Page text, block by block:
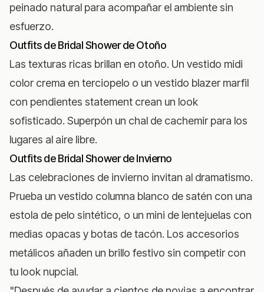
peinado natural para acompañar el ambiente sin
esfuerzo.
Outfits de Bridal Shower de Otoño
Las texturas ricas brillan en otoño. Un vestido midi
color crema en terciopelo o un vestido blazer marfil
con pendientes statement crean un look
sofisticado. Superpón un chal de cachemir para los
lugares al aire libre.
Outfits de Bridal Shower de Invierno
Las celebraciones de invierno invitan al dramatismo.
Prueba un vestido columna blanco de satén con una
estola de pelo sintético, o un mini de lentejuelas con
medias opacas y botas de tacón. Los accesorios
metálicos añaden un brillo festivo sin competir con
tu look nupcial.